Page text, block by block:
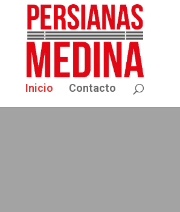
Inicio Contacto